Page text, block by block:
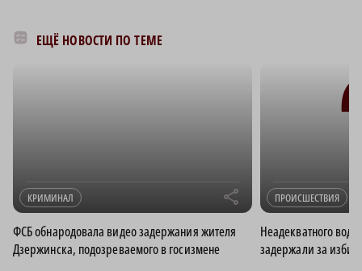
ЕЩЁ НОВОСТИ ПО ТЕМЕ
КРИМИНАЛ r
ФСБ обнародовала видео задержания жителя
Дзержинска, подозреваемого в госизмене
ПРОИСШЕСТВИЯ
Неадекватного
задержали за